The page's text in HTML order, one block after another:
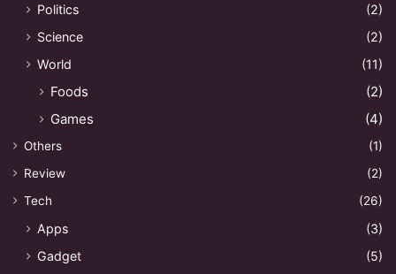
Politics
(2)
Science
(2)
World
(11)
Foods
(2)
Games
(4)
Others
(1)
Review
(2)
Tech
(26)
Apps
(3)
Gadget
(5)